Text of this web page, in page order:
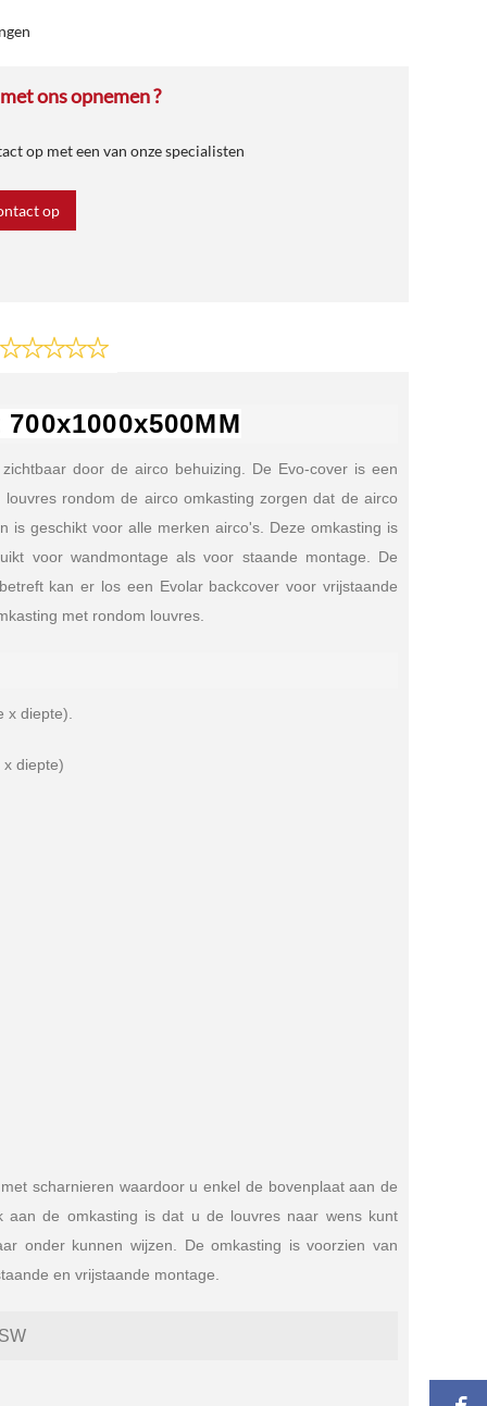
ons opnemen ?
op met een van onze specialisten
op
door de airco behuizing. De Evo-cover is een
rondom de airco omkasting zorgen dat de airco
is geschikt voor alle merken airco's. Deze omkasting is
voor wandmontage als voor staande montage. De
kan er los een Evolar backcover voor vrijstaande
met rondom louvres.
x diepte).
diepte)
scharnieren waardoor u enkel de bovenplaat aan de
aan de omkasting is dat u de louvres naar wens kunt
onder kunnen wijzen. De omkasting is voorzien van
en vrijstaande montage.